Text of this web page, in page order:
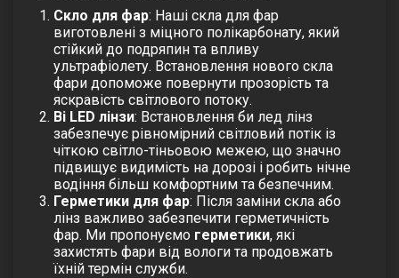
Скло для фар: Наші скла для фар
виготовлені з міцного полікарбонату, який
стійкий до подряпин та впливу
ультрафіолету. Встановлення нового скла
фари допоможе повернути прозорість та
яскравість світлового потоку.
Bi LED лінзи: Встановлення би лед лінз
забезпечує рівномірний світловий потік із
чіткою світло-тіньовою межею, що значно
підвищує видимість на дорозі і робить нічне
водіння більш комфортним та безпечним.
Герметики для фар: Після заміни скла або
лінз важливо забезпечити герметичність
фар. Ми пропонуємо герметики, які
захистять фари від вологи та продовжать
їхній термін служби.